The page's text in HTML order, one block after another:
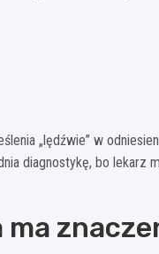
„lędźwie” w
diagnostykę, bo lekarz